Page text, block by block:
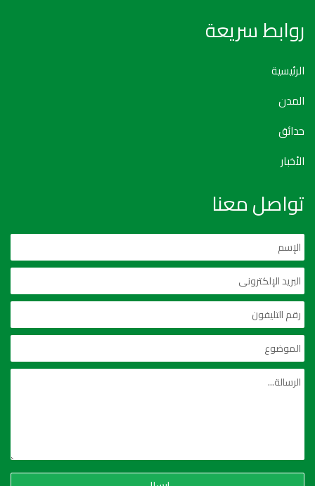
روابط سريعة
الرئيسية
المدن
حدائق
الأخبار
تواصل معنا